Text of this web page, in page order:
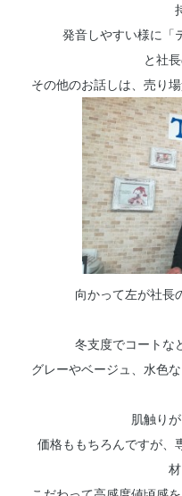
発音しやすい様に「
と社
その他のお話しは、売り
向かって左が社長
冬支度でコートな
グレーやベージュ、水色
肌触り
価格ももちろんですが、